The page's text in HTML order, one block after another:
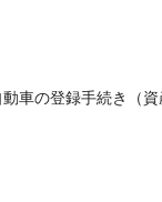
車の登録手続き（資